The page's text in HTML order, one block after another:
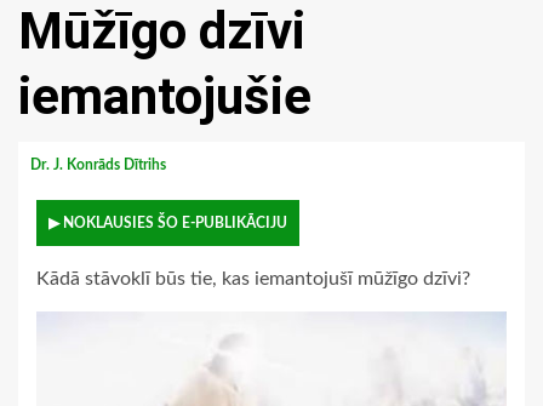
Mūžīgo dzīvi
iemantojušie
Dr. J. Konrāds Dītrihs
▶ NOKLAUSIES ŠO E-PUBLIKĀCIJU
Kādā stāvoklī būs tie, kas iemantojušī mūžīgo dzīvi?